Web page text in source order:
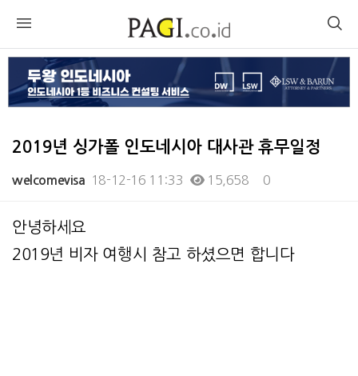
2019년 싱가폴 인도네시아 대사관 휴무일정
welcomevisa 18-12-16 11:33 15,658 0
본문
안녕하세요
2019년 비자 여행시 참고 하셨으면 합니다